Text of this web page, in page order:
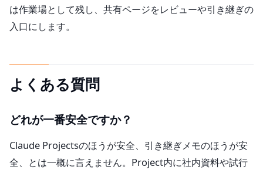
は作業場として残し、共有ページをレビューや引き継ぎの
入口にします。
よくある質問
どれが一番安全ですか？
Claude Projectsのほうが安全、引き継ぎメモのほうが安
全、とは一概に言えません。Project内に社内資料や試行